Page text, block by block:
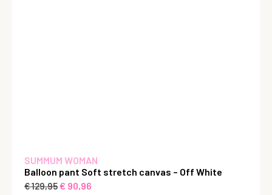
SUMMUM WOMAN
Balloon pant Soft stretch canvas – Off White
€129,95€ 90,96